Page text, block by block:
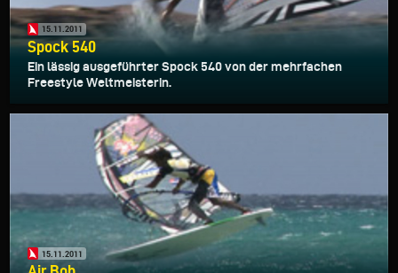
15.11.2011
Spock 540
Ein lässig ausgeführter Spock 540 von der mehrfachen
Freestyle Weltmeisterin.
15.11.2011